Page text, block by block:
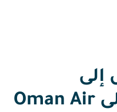
إلى
سلطنة عُمان على Oman Air